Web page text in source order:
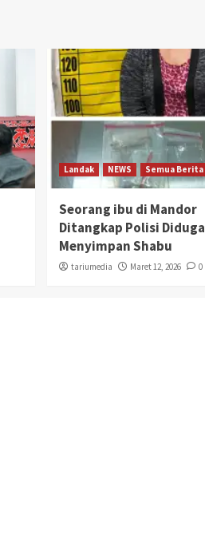
Landak NEWS Semua Berita
Seorang ibu di Mandor
Ditangkap Polisi Diduga
Menyimpan Shabu
tariumedia Maret 12, 2026 0